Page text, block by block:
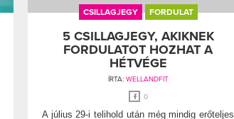
CSILLAGJEGY FORDULAT
5 CSILLAGJEGY, AKIKNEK
FORDULATOT HOZHAT A
HÉTVÉGE
ÍRTA: WELLANDFIT
0
A július 29-i telihold után még mindig erőteljes